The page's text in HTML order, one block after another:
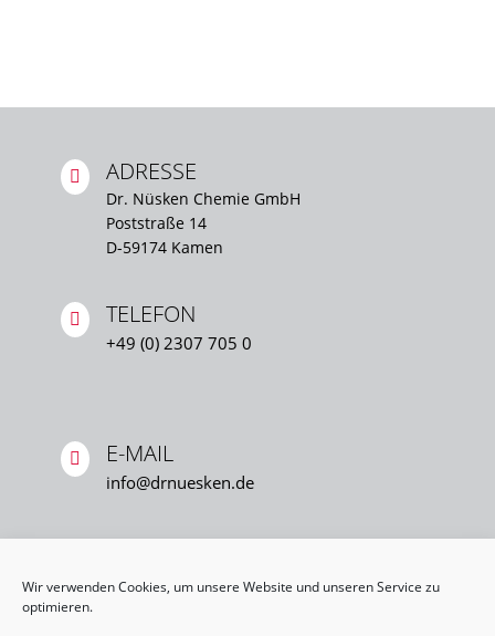
Wir verwenden Cookies, um unsere Website und unseren Service zu
optimieren.
 ADRESSE
Dr. Nüsken Chemie GmbH
Poststraße 14
D-59174 Kamen
 TELEFON
+49 (0) 2307 705 0
 E-MAIL
info@drnuesken.de